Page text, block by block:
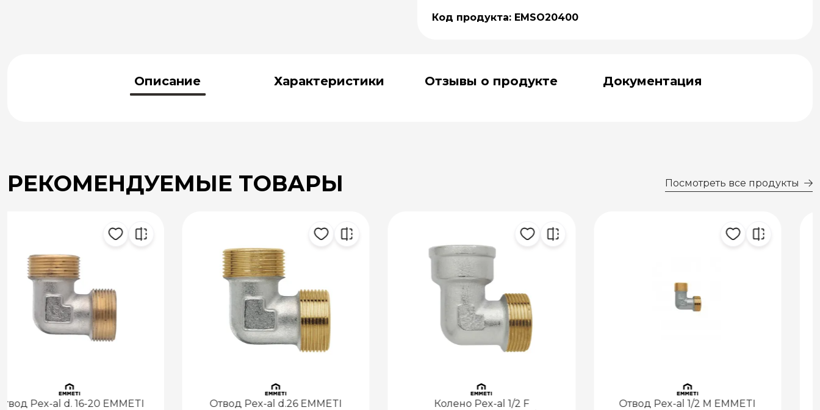
Код продукта: EMSO20400
Описание Характеристики Отзывы о продукте Документация
РЕКОМЕНДУЕМЫЕ ТОВАРЫ Посмотреть все продукты
Отвод Pex-al d.26 EMMETI
Колено Pex-al 1/2 F
Отвод Pex-al 1/2 M EMMETI
Отвод с опорой Pex-al 1/2 F